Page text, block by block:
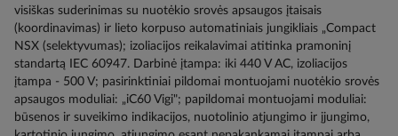
visiškas suderinimas su nuotėkio srovės apsaugos įtaisais
(koordinavimas) ir lieto korpuso automatiniais jungikliais „Compact
NSX (selektyvumas); izoliacijos reikalavimai atitinka pramoninį
standartą IEC 60947. Darbinė įtampa: iki 440 V AC, izoliacijos
įtampa - 500 V; pasirinktiniai pildomai montuojami nuotėkio srovės
apsaugos moduliai: „iC60 Vigi"; papildomai montuojami moduliai:
būsenos ir suveikimo indikacijos, nuotolinio atjungimo ir įjungimo,